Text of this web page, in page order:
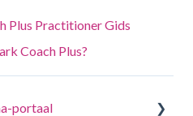
Plus Practitioner Gids
Coach Plus?
portaal